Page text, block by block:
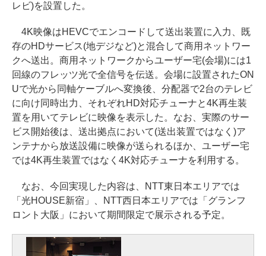
レビ)を設置した。
4K映像はHEVCでエンコードして送出装置に入力、既
存のHDサービス(地デジなど)と混合して商用ネットワー
クへ送出。商用ネットワークからユーザー宅(会場)には1
回線のフレッツ光で全信号を伝送。会場に設置されたON
Uで光から同軸ケーブルへ変換後、分配器で2台のテレビ
に向け同時出力、それぞれHD対応チューナと4K再生装
置を用いてテレビに映像を表示した。なお、実際のサー
ビス開始後は、送出拠点において(送出装置ではなく)ア
ンテナから放送設備に映像が送られるほか、ユーザー宅
では4K再生装置ではなく4K対応チューナを利用する。
なお、今回実現した内容は、NTT東日本エリアでは
「光HOUSE新宿」、NTT西日本エリアでは「グランフ
ロント大阪」において期間限定で展示される予定。